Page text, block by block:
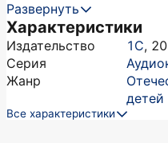
Развернуть
Характеристики
Издательство 1С,
Серия
Жанр
детей
Все характеристики